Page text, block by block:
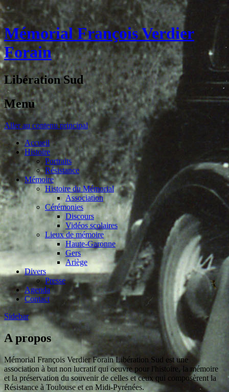
Mémorial François Verdier
Forain
Libération Sud
Menu
Aller au contenu principal
Accueil
Histoire
Portraits
Résistance
Mémoire
Histoire du Mémorial
Association
Cérémonies
Discours
Vidéos scolaires
Lieux de mémoire
Haute-Garonne
Gers
Ariège
Divers
Presse
Agenda
Contact
Sidebar
A propos
Mémorial François Verdier Forain Libération Sud est une
association à but non lucratif qui oeuvre pour l'histoire, la mémoire
et la préservation du souvenir de celles et ceux qui composèrent la
Résistance à Toulouse et en Midi-Pyrénées.